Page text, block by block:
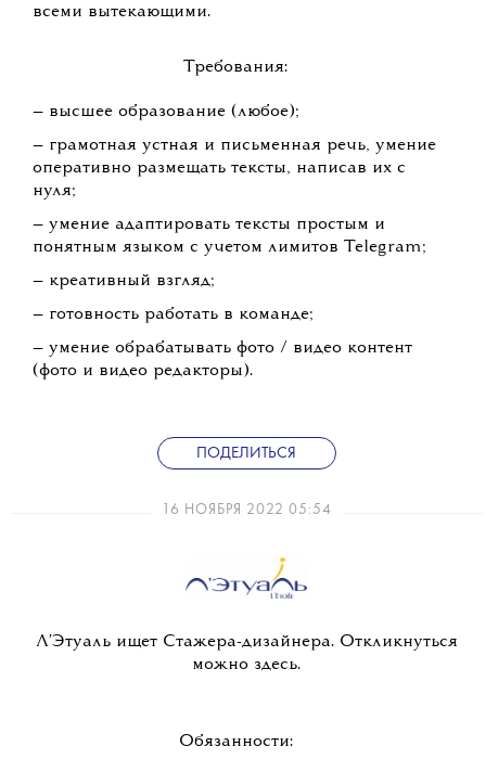
всеми вытекающими.
Требования:
— высшее образование (любое);
— грамотная устная и письменная речь, умение
оперативно размещать тексты, написав их с
нуля;
— умение адаптировать тексты простым и
понятным языком с учетом лимитов Telegram;
— креативный взгляд;
— готовность работать в команде;
— умение обрабатывать фото / видео контент
(фото и видео редакторы).
ПОДЕЛИТЬСЯ
16 НОЯБРЯ 2022 05:54
Л'Этуаль ищет Стажера-дизайнера. Откликнуться
можно здесь.
Обязанности: